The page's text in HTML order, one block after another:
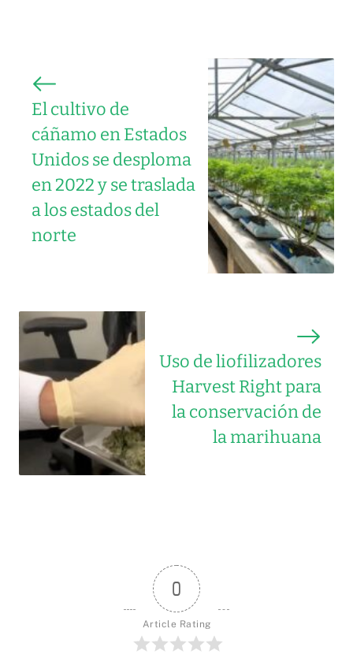
El cultivo de
cáñamo en Estados
Unidos se desploma
en 2022 y se traslada
a los estados del
norte
Uso de liofilizadores
Harvest Right para
la conservación de
la marihuana
0
Article Rating